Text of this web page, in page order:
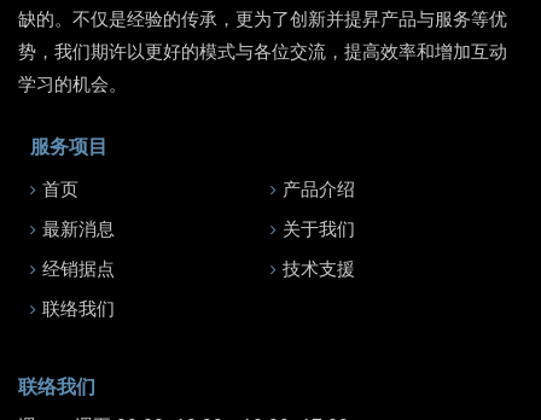
缺的。不仅是经验的传承，更为了创新并提昇产品与服务等优
势，我们期许以更好的模式与各位交流，提高效率和增加互动
学习的机会。
服务项目
首页 产品介绍
最新消息 关于我们
经销据点 技术支援
联络我们
联络我们